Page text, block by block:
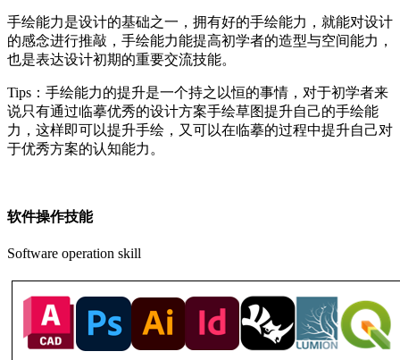
手绘能力是设计的基础之一，拥有好的手绘能力，就能对设计
的感念进行推敲，手绘能力能提高初学者的造型与空间能力，
也是表达设计初期的重要交流技能。
Tips：手绘能力的提升是一个持之以恒的事情，对于初学者来
说只有通过临摹优秀的设计方案手绘草图提升自己的手绘能
力，这样即可以提升手绘，又可以在临摹的过程中提升自己对
于优秀方案的认知能力。
软件操作技能
Software operation skill